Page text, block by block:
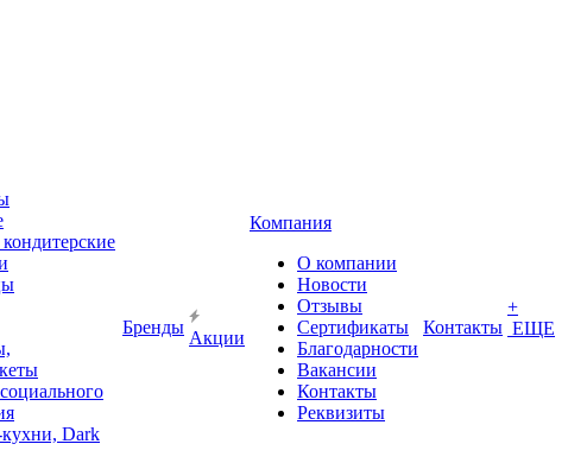
Dark
Бренды
Акции
Компания
О компании
Новости
Отзывы
Сертификаты
Благодарности
Вакансии
Контакты
Реквизиты
Контакты
+
ЕЩЕ